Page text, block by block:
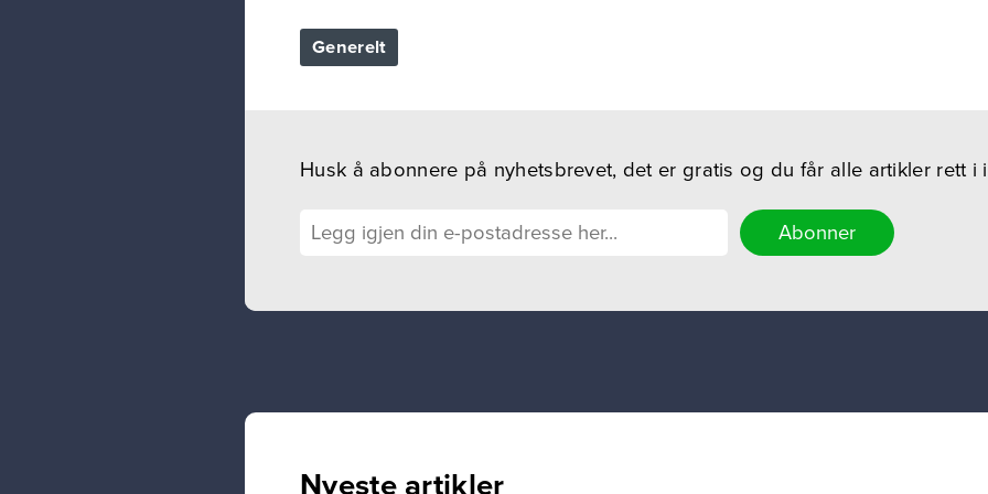
Generelt
Husk å abonnere på nyhetsbrevet, det er gratis og du får alle artikler rett i
Nyeste artikler